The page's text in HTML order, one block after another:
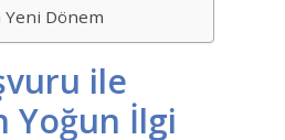
Yeni Dönem
ile
Yoğun İlgi